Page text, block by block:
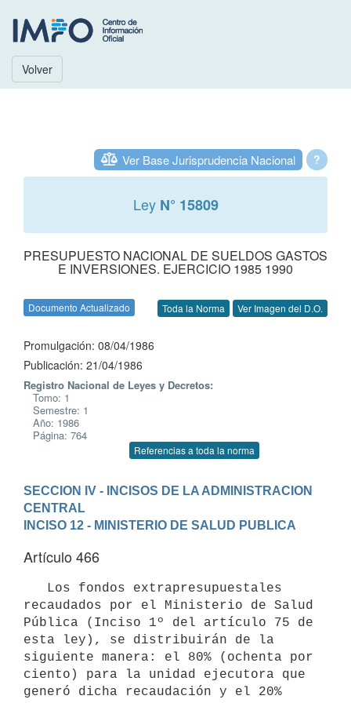
Volver
?
Ver Base Jurisprudencia Nacional
Ley N° 15809
PRESUPUESTO NACIONAL DE SUELDOS GASTOS
E INVERSIONES. EJERCICIO 1985 1990
Documento Actualizado Toda la Norma Ver Imagen del D.O.
Promulgación: 08/04/1986
Publicación: 21/04/1986
Registro Nacional de Leyes y Decretos:
Tomo: 1
Semestre: 1
Año: 1986
Página: 764
Referencias a toda la norma
SECCION IV - INCISOS DE LA ADMINISTRACION
CENTRAL
INCISO 12 - MINISTERIO DE SALUD PUBLICA
Artículo 466
recaudados por el Ministerio de Salud
Pública (Inciso 1º del artículo 75 de
esta ley), se distribuirán de la
siguiente manera: el 80% (ochenta por
ciento) para la unidad ejecutora que
generó dicha recaudación y el 20%